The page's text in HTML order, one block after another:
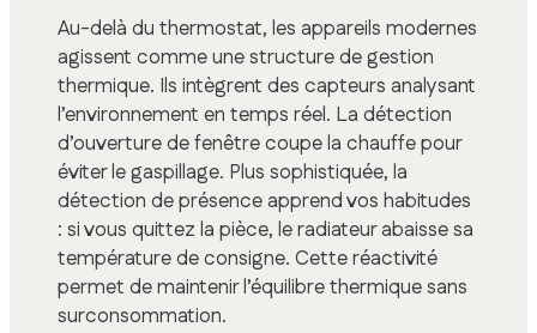
Au-delà du thermostat, les appareils modernes
agissent comme une structure de gestion
thermique. Ils intègrent des capteurs analysant
l’environnement en temps réel. La détection
d’ouverture de fenêtre coupe la chauffe pour
éviter le gaspillage. Plus sophistiquée, la
détection de présence apprend vos habitudes
: si vous quittez la pièce, le radiateur abaisse sa
température de consigne. Cette réactivité
permet de maintenir l’équilibre thermique sans
surconsommation.